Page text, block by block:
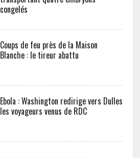
congelés
Coups de feu près de la Maison
Blanche : le tireur abattu
Ebola : Washington redirige vers Dulles
les voyageurs venus de RDC